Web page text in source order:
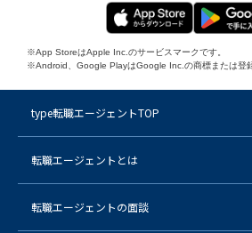
※App StoreはApple Inc.のサービスマークです。
※Android、Google PlayはGoogle Inc.の商標または登
type転職エージェントTOP
転職エージェントとは
転職エージェントの面談